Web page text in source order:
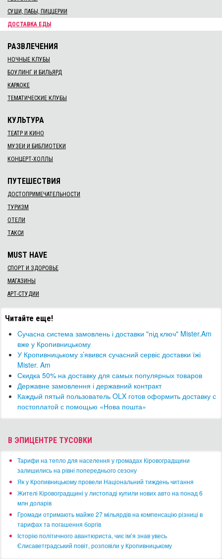
СУШИ, ПАБЫ, ПИЦЦЕРИИ
ДОСТАВКА ЕДЫ
РАЗВЛЕЧЕНИЯ
НОЧНЫЕ КЛУБЫ
БОУЛИНГ И БИЛЬЯРД
КАРАОКЕ
ТЕМАТИЧЕСКИЕ КЛУБЫ
КУЛЬТУРА
ТЕАТР И КИНО
МУЗЕИ И БИБЛИОТЕКИ
КОНЦЕРТ-ХОЛЛЫ
ПУТЕШЕСТВИЯ
ДОСТОПРИМЕЧАТЕЛЬНОСТИ
ТУРИЗМ
ОТЕЛИ
ТАКСИ
MUST HAVE
СПОРТ И ЗДОРОВЬЕ
МАГАЗИНЫ
АРТ-СТУДИИ
Читайте еще!
Cучасна система замовлень і доставки "під ключ" Mister.Am
вже у Кропивницькому
У Кропивницькому з’явився сучасний сервіс доставки їжі
Mister. Am
Скидка 50% на доставку для самых популярных товаров
Державне замовлення і державний контракт
Каждый пятый пользователь OLX готов оформить доставку с
постоплатой с помощью «Нова пошта»
В ЭПИЦЕНТРЕ ТУСОВКИ
​Тарифи на тепло для населення у громадах Кіровоградщини
залишились на рівні попереднього сезону
​Як у Кропивницькому провели Національний тиждень читання
​Жителі Кіровоградщині у листопаді купили нових авто на понад 6
млн доларів
​Громади отримають майже 27 мільярдів на компенсацію різниці в
тарифах та погашення боргів
Історію політичного авантюриста, чиє ім’я знав увесь
Єлисаветградський повіт, розповіли у Кропивницькому